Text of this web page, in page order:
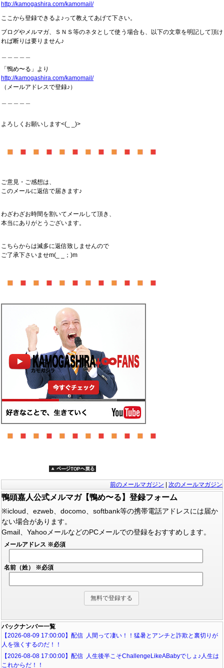
http://kamogashira.com/kamomail/
ここから登録できるよ♪って教えてあげて下さい。
ブログやメルマガ、ＳＮＳ等のネタとして使う場合も、以下の文章を明記して頂け
れば断りは要りません♪
「鴨め〜る」より
http://kamogashira.com/kamomail/
（メールアドレスで登録♪）
よろしくお願いします<(_ _)>
ご意見・ご感想は、
このメールに返信で届きます♪
わざわざお時間を割いてメールして頂き、
本当にありがとうございます。
こちらからは滅多に返信致しませんので
ご了承下さいませm(_ _；)m
前のメールマガジン 次のメールマガジン
鴨頭嘉人公式メルマガ【鴨め〜る】登録フォーム
※icloud、ezweb、docomo、softbank等の携帯電話アドレスには届か
ない場合があります。
Gmail、YahooメールなどのPCメールでの登録をおすすめします。
メールアドレス ※必須
名前（姓） ※必須
バックナンバー一覧
【2026-08-09 17:00:00】配信 人間って凄い！！猛暑とアンチと詐欺と裏切りが
人を強くするのだ！！
【2026-08-08 17:00:00】配信 人生後半こそChallengeLikeABabyでしょ♪人生は
これからだ！！